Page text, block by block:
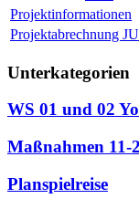
Projektinformationen
Projektabrechnung
Unterkategorien
WS 01 und 02
Maßnahmen 11-
Planspielreise